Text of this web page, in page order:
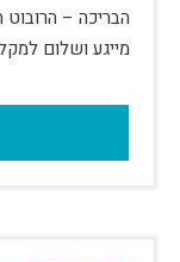
הבריכה – הרובוט
מייגע ושלום